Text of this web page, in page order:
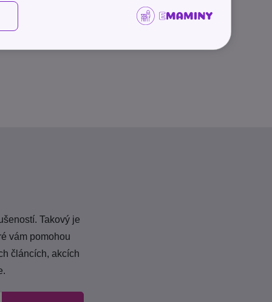
Takový je
vám pomohou
článcích, akcích